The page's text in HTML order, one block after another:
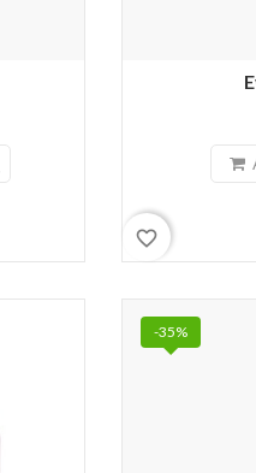
favorite_border
-35%